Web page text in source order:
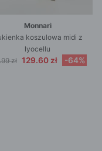
Monnari
koszulowa midi z
lyocellu
zł 129.60 zł -64%